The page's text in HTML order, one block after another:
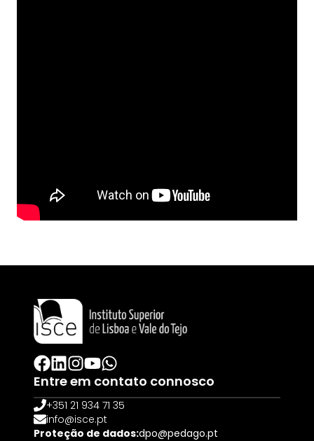
Entre em contato connosco
+351 21 934 71 35
info@isce.pt
Proteção de dados:dpo@pedago.pt